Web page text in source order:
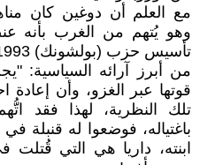
مع العلم أن دوغين كان
وهو يُتهم من الغرب بأنه
تأسيس حزب (بولشونك) 1993م كحزب روسي مرخص.
من أبرز آرائه السياسية:
قوتها عبر الغزو، وأن إعادة
تلك النظرية، لهذا فقد
ابنته، داريا هي التي